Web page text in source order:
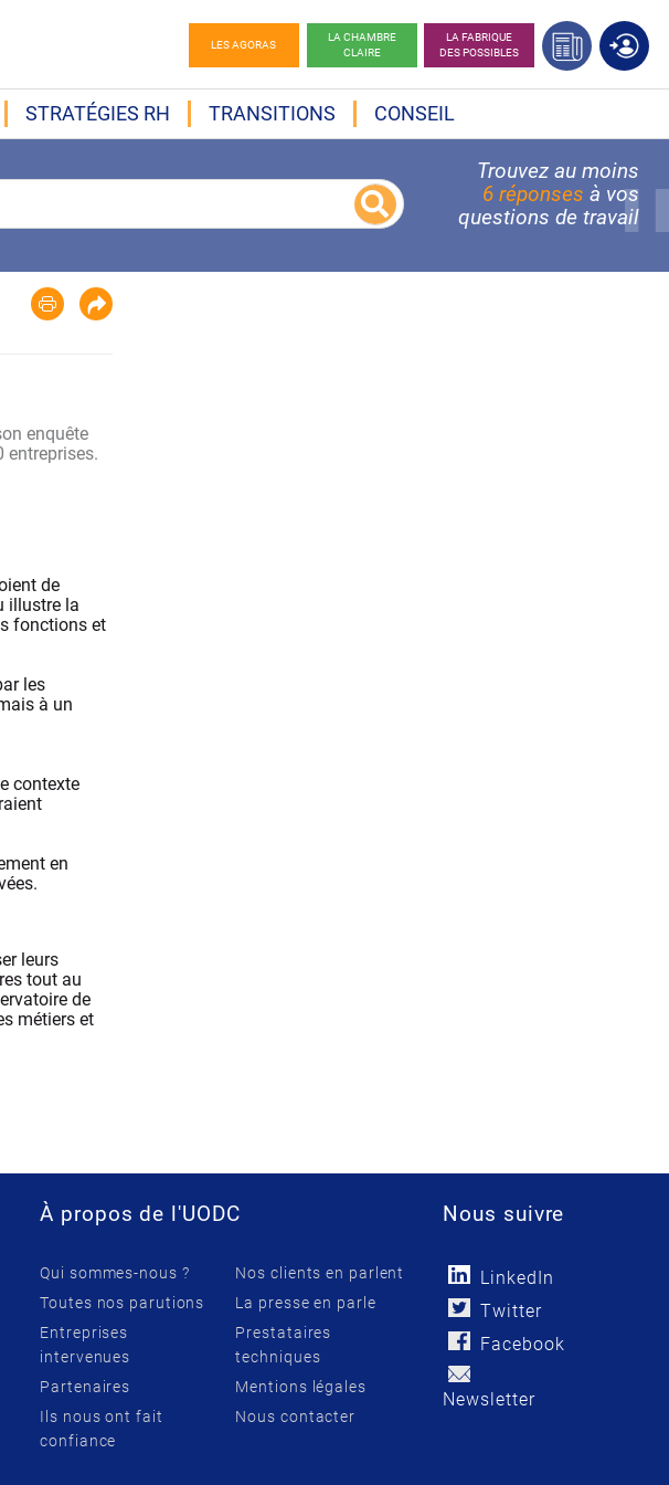
LES AGORAS
LA CHAMBRE
CLAIRE
LA FABRIQUE
DES POSSIBLES
STRATÉGIES RH TRANSITIONS CONSEIL
Trouvez au moins
6 réponses à vos
questions de travail
enquête
entreprises.
de
illustre la
fonctions et
les
à un
contexte
en
leurs
tout au
de
métiers et
À propos de l'UODC
Qui sommes-nous ?
Toutes nos parutions
Entreprises
intervenues
Partenaires
Ils nous ont fait
confiance
Nos clients en parlent
La presse en parle
Prestataires
techniques
Mentions légales
Nous contacter
Nous suivre
LinkedIn
Twitter
Facebook
Newsletter